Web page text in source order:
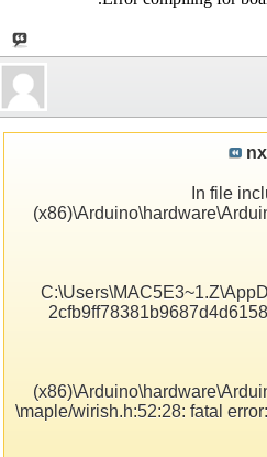
In file
\maple/wirish.h:52:28: fatal